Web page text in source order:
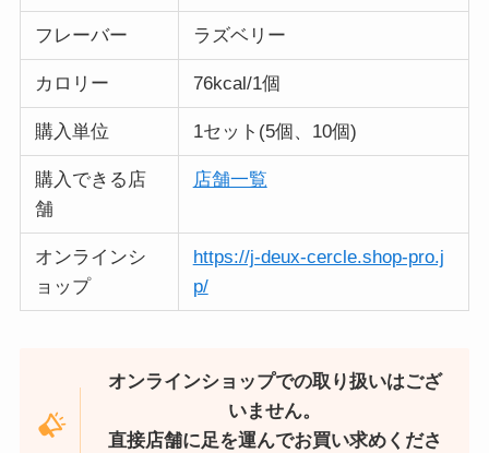
フレーバー ラズベリー
カロリー 76kcal/1個
購入単位 1セット(5個、10個)
購入できる店
舗
店舗一覧
オンラインシ
ョップ
https://j-deux-cercle.shop-pro.j
p/
オンラインショップでの取り扱いはござ
いません。
直接店舗に足を運んでお買い求めくださ